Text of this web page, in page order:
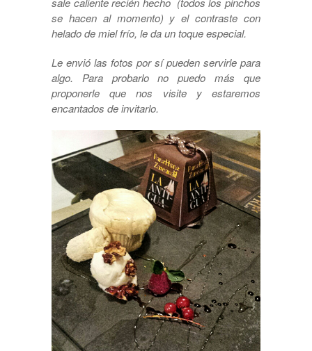
se hacen al momento) y el contraste con
helado de miel frío, le da un toque especial.
Le envió las fotos por sí pueden servirle para
algo. Para probarlo no puedo más que
proponerle que nos visite y estaremos
encantados de invitarlo.